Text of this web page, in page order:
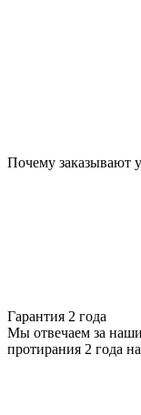
Почему заказывают
Гарантия 2 года
Мы отвечаем за
протирания 2 года